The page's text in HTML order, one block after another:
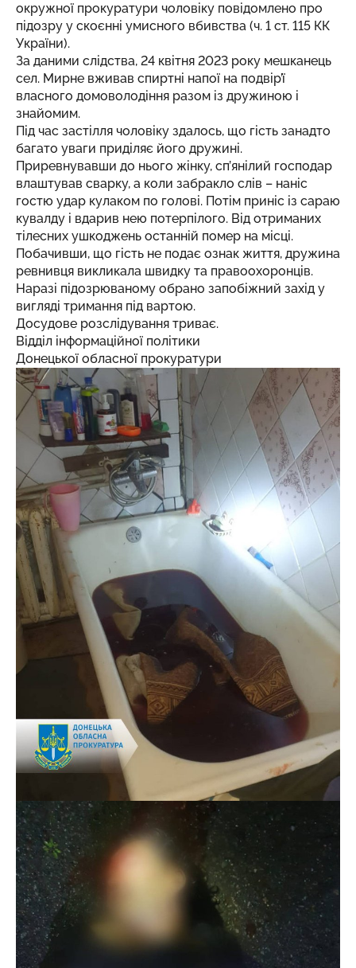
окружної прокуратури чоловіку повідомлено про
підозру у скоєнні умисного вбивства (ч. 1 ст. 115 КК
України).
За даними слідства, 24 квітня 2023 року мешканець
сел. Мирне вживав спиртні напої на подвір’ї
власного домоволодіння разом із дружиною і
знайомим.
Під час застілля чоловіку здалось, що гість занадто
багато уваги приділяє його дружині.
Приревнувавши до нього жінку, сп’янілий господар
влаштував сварку, а коли забракло слів – наніс
гостю удар кулаком по голові. Потім приніс із сараю
кувалду і вдарив нею потерпілого. Від отриманих
тілесних ушкоджень останній помер на місці.
Побачивши, що гість не подає ознак життя, дружина
ревнивця викликала швидку та правоохоронців.
Наразі підозрюваному обрано запобіжний захід у
вигляді тримання під вартою.
Досудове розслідування триває.
Відділ інформаційної політики
Донецької обласної прокуратури